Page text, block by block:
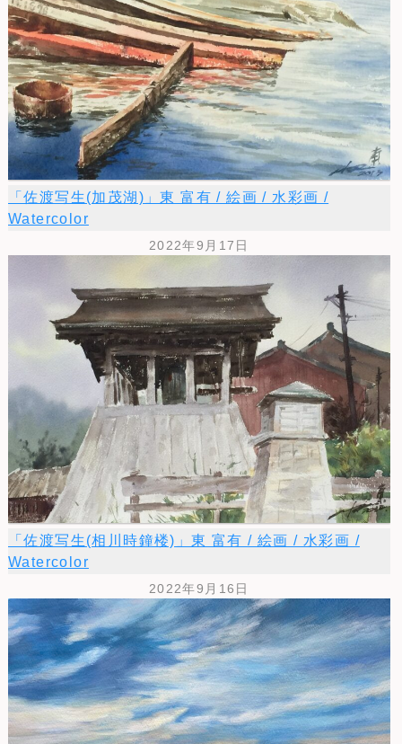
「佐渡写生(加茂湖)」東 富有 / 絵画 / 水彩画 /
Watercolor
2022年9月17日
「佐渡写生(相川時鐘楼)」東 富有 / 絵画 / 水彩画 /
Watercolor
2022年9月16日